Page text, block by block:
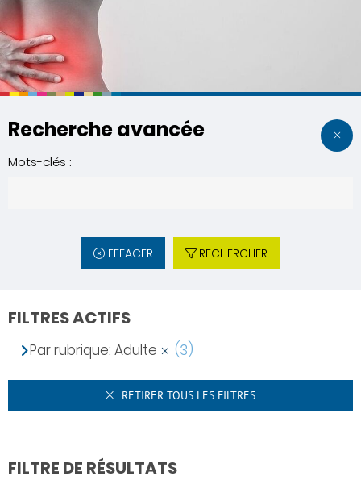
Recherche avancée
Mots-clés :
EFFACER RECHERCHER
FILTRES ACTIFS
Par rubrique: Adulte (3)
RETIRER TOUS LES FILTRES
FILTRE DE RÉSULTATS